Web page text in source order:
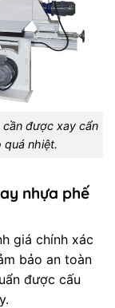
cần được xay cẩn
nhiệt.
nhựa phế
giá chính xác
bảo an toàn
được cấu